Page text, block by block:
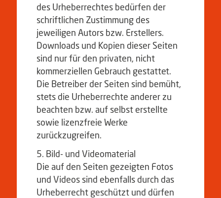
des Urheberrechtes bedürfen der
schriftlichen Zustimmung des
jeweiligen Autors bzw. Erstellers.
Downloads und Kopien dieser Seiten
sind nur für den privaten, nicht
kommerziellen Gebrauch gestattet.
Die Betreiber der Seiten sind bemüht,
stets die Urheberrechte anderer zu
beachten bzw. auf selbst erstellte
sowie lizenzfreie Werke
zurückzugreifen.
Bild- und Videomaterial
Die auf den Seiten gezeigten Fotos
und Videos sind ebenfalls durch das
Urheberrecht geschützt und dürfen